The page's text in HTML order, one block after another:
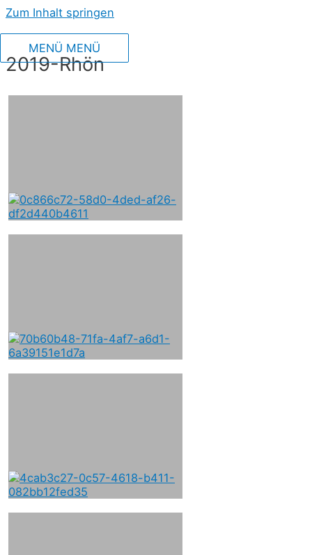
Zum Inhalt springen
MENÜ MENÜ
2019-Rhön